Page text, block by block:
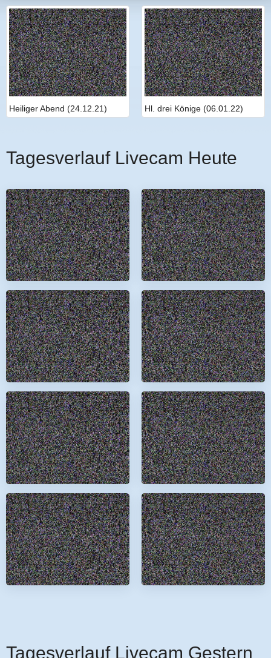
Heiliger Abend (24.12.21) Hl. drei Könige (06.01.22)
Tagesverlauf Livecam Heute
Tagesverlauf Livecam Gestern